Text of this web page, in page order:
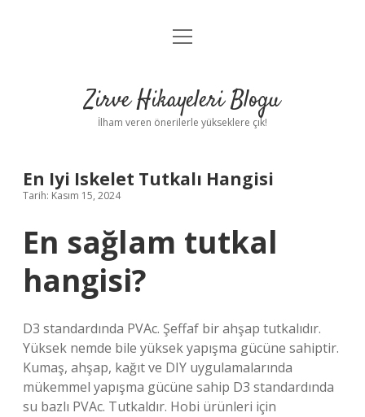
Anasayfa
Yasal Uyarı
menüyü
Zirve Hikayeleri Blogu
İlham veren önerilerle yükseklere çık!
En Iyi Iskelet Tutkalı Hangisi
Tarih: Kasım 15, 2024
En sağlam tutkal
hangisi?
D3 standardında PVAc. Şeffaf bir ahşap tutkalıdır.
Yüksek nemde bile yüksek yapışma gücüne sahiptir.
Kumaş, ahşap, kağıt ve DIY uygulamalarında
mükemmel yapışma gücüne sahip D3 standardında
su bazlı PVAc. Tutkaldır. Hobi ürünleri için